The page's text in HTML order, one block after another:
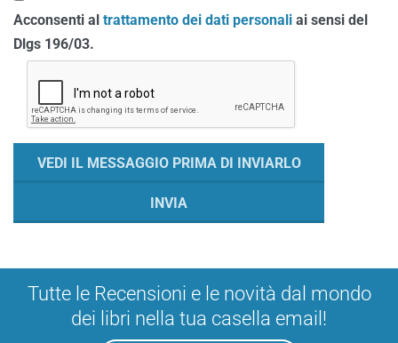
Acconsenti al trattamento dei dati personali ai sensi del
Dlgs 196/03.
Tutte le Recensioni e le novità dal mondo
dei libri nella tua casella email!